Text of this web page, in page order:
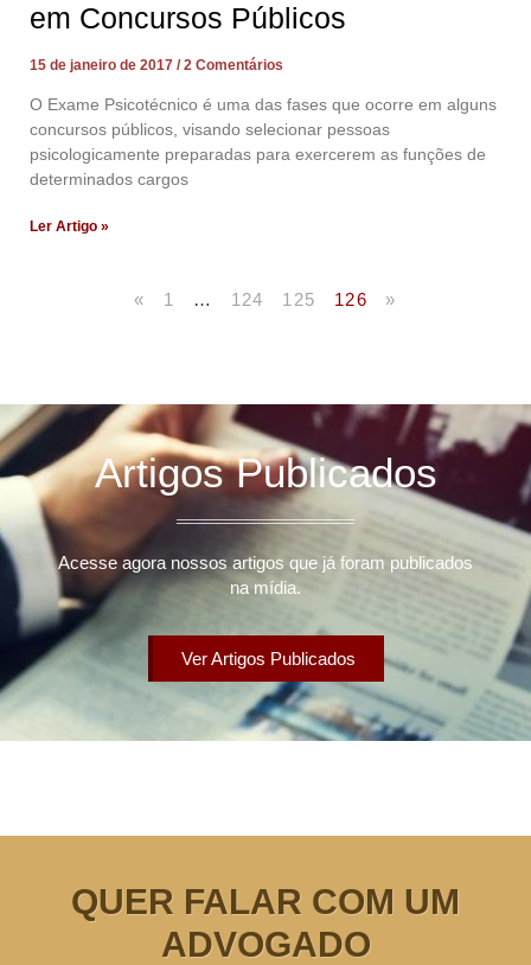
em Concursos Públicos
15 de janeiro de 2017 2 Comentários
O Exame Psicotécnico é uma das fases que ocorre em alguns
concursos públicos, visando selecionar pessoas
psicologicamente preparadas para exercerem as funções de
determinados cargos
Ler Artigo »
« 1 … 124 125 126 »
Artigos Publicados
Acesse agora nossos artigos que já foram publicados
na mídia.
Ver Artigos Publicados
QUER FALAR COM UM
ADVOGADO